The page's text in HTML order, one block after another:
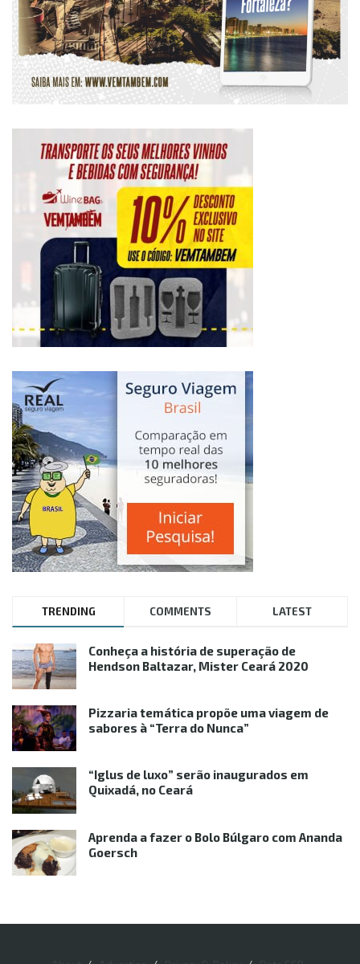
TRENDING COMMENTS LATEST
Conheça a história de superação de
Hendson Baltazar, Mister Ceará 2020
Pizzaria temática propõe uma viagem de
sabores à “Terra do Nunca”
“Iglus de luxo” serão inaugurados em
Quixadá, no Ceará
Aprenda a fazer o Bolo Búlgaro com Ananda
Goersch